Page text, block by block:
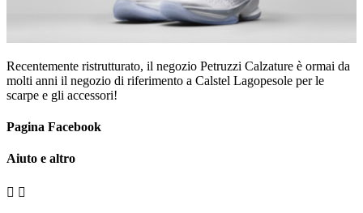
Recentemente ristrutturato, il negozio Petruzzi Calzature è ormai da
molti anni il negozio di riferimento a Calstel Lagopesole per le
scarpe e gli accessori!
Pagina Facebook
Aiuto e altro
 